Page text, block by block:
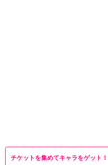
チケットを集めてキャラをゲット！